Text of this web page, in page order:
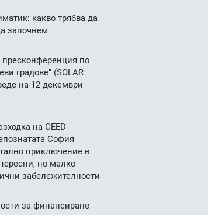
какво трябва да
започнем
по
градове" (SOLAR
на 12 декември
на CEED
София
приключение в
но малко
забележителности
за финансиране